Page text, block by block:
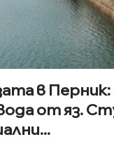
в
от яз.